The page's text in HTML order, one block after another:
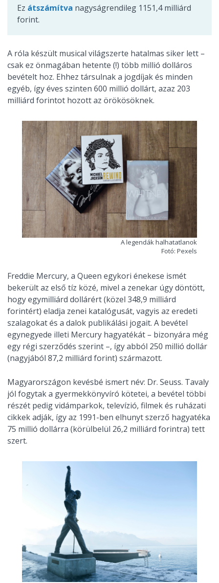
Ez átszámítva nagyságrendileg 1151,4 milliárd
forint.
A róla készült musical világszerte hatalmas siker lett –
csak ez önmagában hetente (!) több millió dolláros
bevételt hoz. Ehhez társulnak a jogdíjak és minden
egyéb, így éves szinten 600 millió dollárt, azaz 203
milliárd forintot hozott az örökösöknek.
A legendák halhatatlanok
Fotó: Pexels
Freddie Mercury, a Queen egykori énekese ismét
bekerült az első tíz közé, mivel a zenekar úgy döntött,
hogy egymilliárd dollárért (közel 348,9 milliárd
forintért) eladja zenei katalógusát, vagyis az eredeti
szalagokat és a dalok publikálási jogait. A bevétel
egynegyede illeti Mercury hagyatékát – bizonyára még
egy régi szerződés szerint –, így abból 250 millió dollár
(nagyjából 87,2 milliárd forint) származott.
Magyarországon kevésbé ismert név: Dr. Seuss. Tavaly
jól fogytak a gyermekkönyvíró kötetei, a bevétel többi
részét pedig vidámparkok, televízió, filmek és ruházati
cikkek adják, így az 1991-ben elhunyt szerző hagyatéka
75 millió dollárra (körülbelül 26,2 milliárd forintra) tett
szert.